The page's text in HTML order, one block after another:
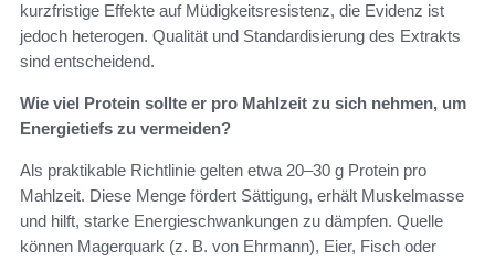
kurzfristige Effekte auf Müdigkeitsresistenz, die Evidenz ist
jedoch heterogen. Qualität und Standardisierung des Extrakts
sind entscheidend.
Wie viel Protein sollte er pro Mahlzeit zu sich nehmen, um
Energietiefs zu vermeiden?
Als praktikable Richtlinie gelten etwa 20–30 g Protein pro
Mahlzeit. Diese Menge fördert Sättigung, erhält Muskelmasse
und hilft, starke Energieschwankungen zu dämpfen. Quelle
können Magerquark (z. B. von Ehrmann), Eier, Fisch oder